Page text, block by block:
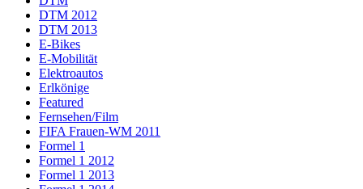
DTM 2012
DTM 2013
E-Bikes
E-Mobilität
Elektroautos
Erlkönige
Featured
Fernsehen/Film
FIFA Frauen-WM 2011
Formel 1
Formel 1 2012
Formel 1 2013